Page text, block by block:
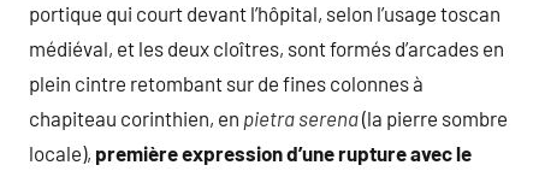
portique qui court devant l’hôpital, selon l’usage toscan
médiéval, et les deux cloîtres, sont formés d’arcades en
plein cintre retombant sur de fines colonnes à
chapiteau corinthien, en pietra serena(la pierre sombre
locale), première expression d’une rupture avec le